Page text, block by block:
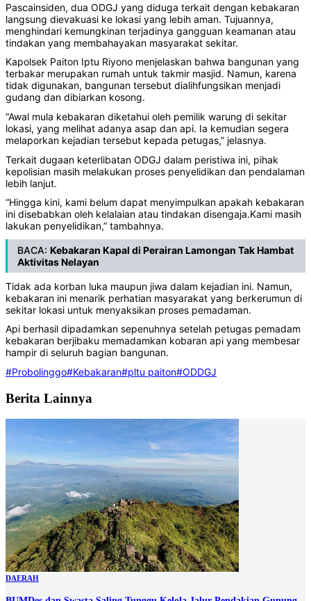
‎Pascainsiden, dua ODGJ yang diduga terkait dengan kebakaran
langsung dievakuasi ke lokasi yang lebih aman. Tujuannya,
menghindari kemungkinan terjadinya gangguan keamanan atau
tindakan yang membahayakan masyarakat sekitar.
‎Kapolsek Paiton Iptu Riyono menjelaskan bahwa bangunan yang
terbakar merupakan rumah untuk takmir masjid. Namun, karena
tidak digunakan, bangunan tersebut dialihfungsikan menjadi
gudang dan dibiarkan kosong.
‎“Awal mula kebakaran diketahui oleh pemilik warung di sekitar
lokasi, yang melihat adanya asap dan api. Ia kemudian segera
melaporkan kejadian tersebut kepada petugas,” jelasnya.
‎Terkait dugaan keterlibatan ODGJ dalam peristiwa ini, pihak
kepolisian masih melakukan proses penyelidikan dan pendalaman
lebih lanjut.
‎“Hingga kini, kami belum dapat menyimpulkan apakah kebakaran
ini disebabkan oleh kelalaian atau tindakan disengaja.Kami masih
lakukan penyelidikan,” tambahnya.
BACA: Kebakaran Kapal di Perairan Lamongan Tak Hambat
Aktivitas Nelayan
Tidak ada korban luka maupun jiwa dalam kejadian ini. Namun,
kebakaran ini menarik perhatian masyarakat yang berkerumun di
sekitar lokasi untuk menyaksikan proses pemadaman.
‎Api berhasil dipadamkan sepenuhnya setelah petugas pemadam
kebakaran berjibaku memadamkan kobaran api yang membesar
hampir di seluruh bagian bangunan.
#Probolinggo#Kebakaran#pltu paiton#ODDGJ
Berita Lainnya
DAERAH